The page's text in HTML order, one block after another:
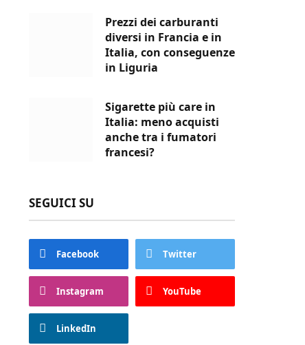
Prezzi dei carburanti
diversi in Francia e in
Italia, con conseguenze
in Liguria
Sigarette più care in
Italia: meno acquisti
anche tra i fumatori
francesi?
SEGUICI SU
Facebook Twitter
Instagram YouTube
LinkedIn